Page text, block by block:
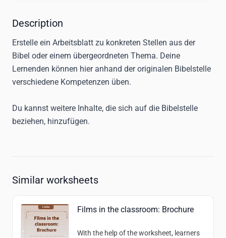
Description
Erstelle ein Arbeitsblatt zu konkreten Stellen aus der
Bibel oder einem übergeordneten Thema. Deine
Lernenden können hier anhand der originalen Bibelstelle
verschiedene Kompetenzen üben.
Du kannst weitere Inhalte, die sich auf die Bibelstelle
beziehen, hinzufügen.
Similar worksheets
Films in the classroom: Brochure
With the help of the worksheet, learners